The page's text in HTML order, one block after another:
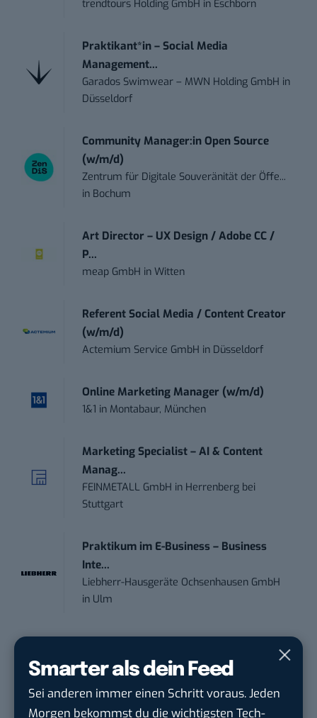
Smarter als dein Feed
Sei anderen immer einen Schritt voraus. Jeden
Morgen bekommst du die wichtigsten Tech-
trendtours Holding GmbH in Eschborn
Praktikant*in – Social Media
Management...
Garados Swimwear – MWN Holding GmbH in
Düsseldorf
Community Manager:in Open Source
(w/m/d)
Zentrum für Digitale Souveränität der Öffe...
in Bochum
Art Director – UX Design / Adobe CC /
P...
meap GmbH inWitten
Referent Social Media / Content Creator
(w/m/d)
Actemium Service GmbH in Düsseldorf
Online Marketing Manager (w/m/d)
1&1 in Montabaur, München
Marketing Specialist – AI & Content
Manag...
FEINMETALL GmbH in Herrenberg bei
Stuttgart
Praktikum im E-Business – Business
Inte...
Liebherr-Hausgeräte Ochsenhausen GmbH
in Ulm